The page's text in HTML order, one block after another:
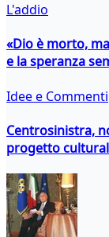
L'addio
«Dio è morto,
e la speranza
Idee e Commenti
Centrosinistra,
progetto